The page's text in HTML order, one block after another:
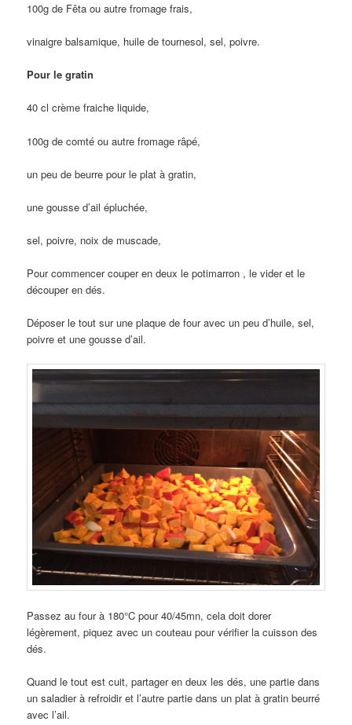
100g de Fêta ou autre fromage frais,
vinaigre balsamique, huile de tournesol, sel, poivre.
Pour le gratin
40 cl crème fraiche liquide,
100g de comté ou autre fromage râpé,
un peu de beurre pour le plat à gratin,
une gousse d’ail épluchée,
sel, poivre, noix de muscade,
Pour commencer couper en deux le potimarron , le vider et le
découper en dés.
Déposer le tout sur une plaque de four avec un peu d’huile, sel,
poivre et une gousse d’ail.
Passez au four à 180°C pour 40/45mn, cela doit dorer
légèrement, piquez avec un couteau pour vérifier la cuisson des
dés.
Quand le tout est cuit, partager en deux les dés, une partie dans
un saladier à refroidir et l’autre partie dans un plat à gratin beurré
avec l’ail.